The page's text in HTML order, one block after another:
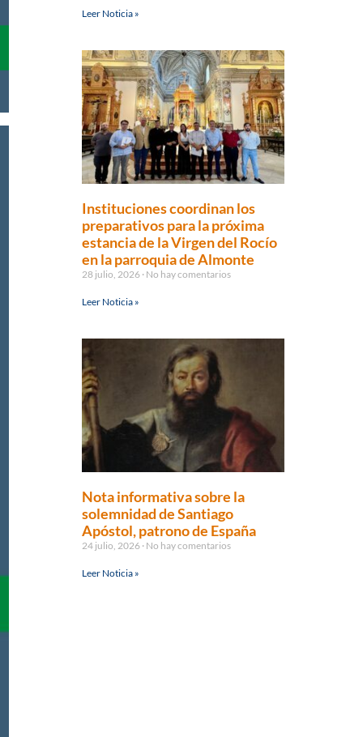
Leer Noticia »
Instituciones coordinan los
preparativos para la próxima
estancia de la Virgen del Rocío
en la parroquia de Almonte
28 julio, 2026 No hay comentarios
Leer Noticia »
Nota informativa sobre la
solemnidad de Santiago
Apóstol, patrono de España
24 julio, 2026 No hay comentarios
Leer Noticia »